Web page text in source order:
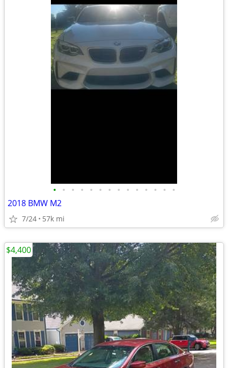
• • • • • • • • • • • • • •
2018 BMW M2
7/24 57k mi
$4,400